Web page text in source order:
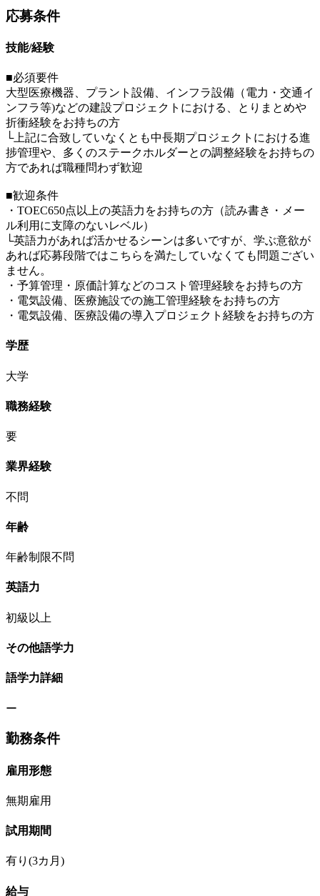
応募条件
技能/経験
■必須要件
大型医療機器、プラント設備、インフラ設備（電力・交通イ
ンフラ等)などの建設プロジェクトにおける、とりまとめや
折衝経験をお持ちの方
└上記に合致していなくとも中長期プロジェクトにおける進
捗管理や、多くのステークホルダーとの調整経験をお持ちの
方であれば職種問わず歓迎
■歓迎条件
・TOEC650点以上の英語力をお持ちの方（読み書き・メー
ル利用に支障のないレベル）
└英語力があれば活かせるシーンは多いですが、学ぶ意欲が
あれば応募段階ではこちらを満たしていなくても問題ござい
ません。
・予算管理・原価計算などのコスト管理経験をお持ちの方
・電気設備、医療施設での施工管理経験をお持ちの方
・電気設備、医療設備の導入プロジェクト経験をお持ちの方
学歴
大学
職務経験
要
業界経験
不問
年齢
年齢制限不問
英語力
初級以上
その他語学力
語学力詳細
ー
勤務条件
雇用形態
無期雇用
試用期間
有り(3カ月)
給与